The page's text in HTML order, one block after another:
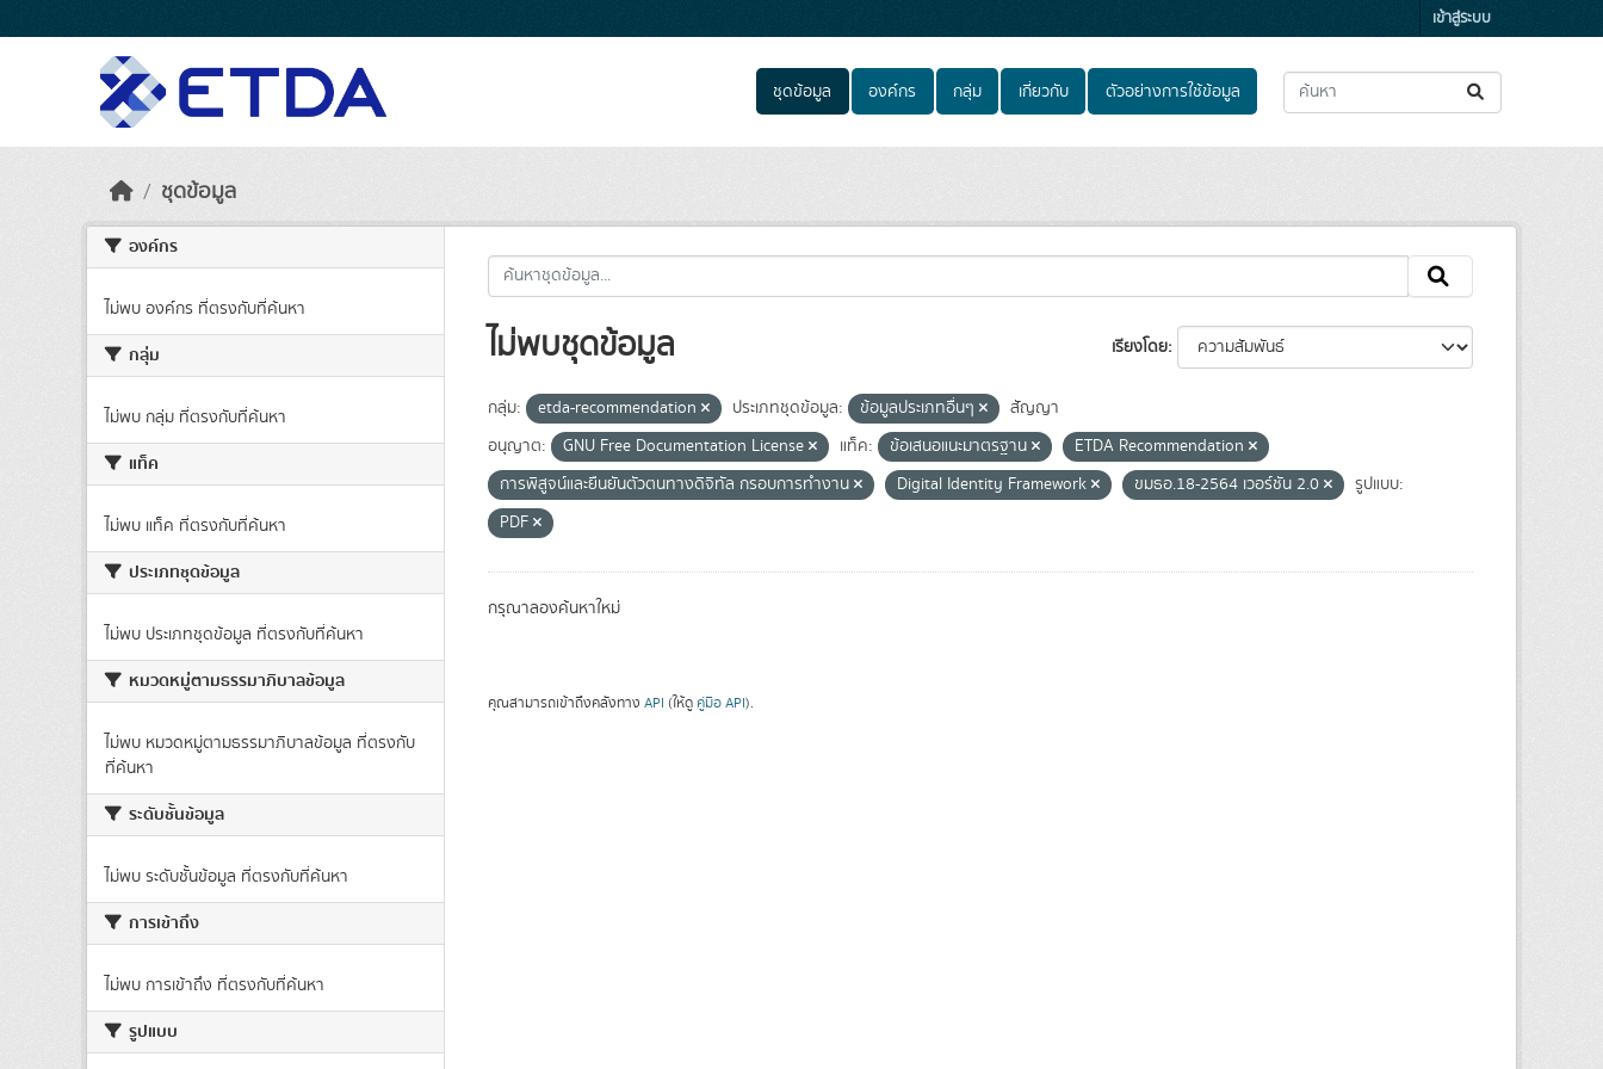
เข้าสู่ระบบ
ชุดข้อมูล องค์กร กลุ่ม เกี่ยวกับ ตัวอย่างการใช้ข้อมูล
ชุดข้อมูล
องค์กร
ไม่พบ องค์กร ที่ตรงกับที่ค้นหา
กลุ่ม
ไม่พบ กลุ่ม ที่ตรงกับที่ค้นหา
แท็ค
ไม่พบ แท็ค ที่ตรงกับที่ค้นหา
ประเภทชุดข้อมูล
ไม่พบ ประเภทชุดข้อมูล ที่ตรงกับที่ค้นหา
หมวดหมู่ตามธรรมาภิบาลข้อมูล
ไม่พบ หมวดหมู่ตามธรรมาภิบาลข้อมูล ที่ตรงกับ
ที่ค้นหา
ระดับชั้นข้อมูล
ไม่พบ ระดับชั้นข้อมูล ที่ตรงกับที่ค้นหา
การเข้าถึง
ไม่พบ การเข้าถึง ที่ตรงกับที่ค้นหา
รูปแบบ
เรียงโดย
ไม่พบชุดข้อมูล
กลุ่ม: etda-recommendation ประเภทชุดข้อมูล: ข้อมูลประเภทอื่นๆ
สัญญา
อนุญาต:
GNU Free Documentation License แท็ค: ข้อเสนอแนะมาตรฐาน
ETDA Recommendation
การพิสูจน์และยืนยันตัวตนทางดิจิทัล กรอบการทำงาน
Digital Identity Framework ขมธอ.18-2564 เวอร์ชัน 2.0
รูปแบบ:
PDF
กรุณาลองค้นหาใหม่
คุณสามารถเข้าถึงคลังทาง API (ให้ดู คู่มือ API).